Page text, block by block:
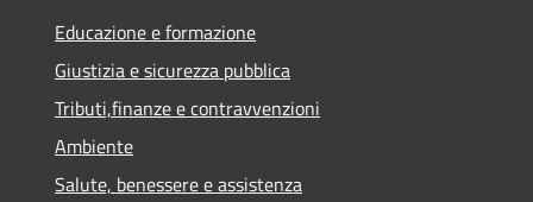
Educazione e formazione
Giustizia e sicurezza pubblica
Tributi,finanze e contravvenzioni
Ambiente
Salute, benessere e assistenza